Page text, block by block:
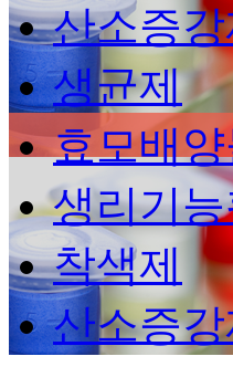
산소증
생균제
효모배
생리기
착색제
산소증